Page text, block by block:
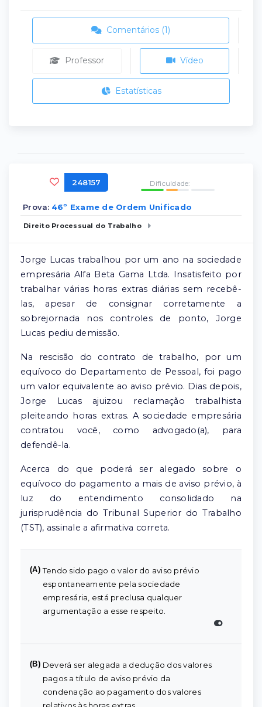
Comentários (1)
Professor Vídeo
Estatísticas
248157 Dificuldade:
Prova: 46º Exame de Ordem Unificado
Direito Processual do Trabalho
Jorge Lucas trabalhou por um ano na sociedade
empresária Alfa Beta Gama Ltda. Insatisfeito por
trabalhar várias horas extras diárias sem recebê-
las, apesar de consignar corretamente a
sobrejornada nos controles de ponto, Jorge
Lucas pediu demissão.
Na rescisão do contrato de trabalho, por um
equívoco do Departamento de Pessoal, foi pago
um valor equivalente ao aviso prévio. Dias depois,
Jorge Lucas ajuizou reclamação trabalhista
pleiteando horas extras. A sociedade empresária
contratou você, como advogado(a), para
defendê-la.
Acerca do que poderá ser alegado sobre o
equívoco do pagamento a mais de aviso prévio, à
luz do entendimento consolidado na
jurisprudência do Tribunal Superior do Trabalho
(TST), assinale a afirmativa correta.
(A) Tendo sido pago o valor do aviso prévio
espontaneamente pela sociedade
empresária, está preclusa qualquer
argumentação a esse respeito.
(B) Deverá ser alegada a dedução dos valores
pagos a título de aviso prévio da
condenação ao pagamento dos valores